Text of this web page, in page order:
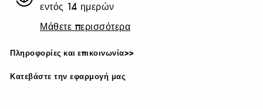
εντός 14 ημερών
Μάθετε περισσότερα
Πληροφορίες και επικοινωνία>>
Κατεβάστε την εφαρμογή μας